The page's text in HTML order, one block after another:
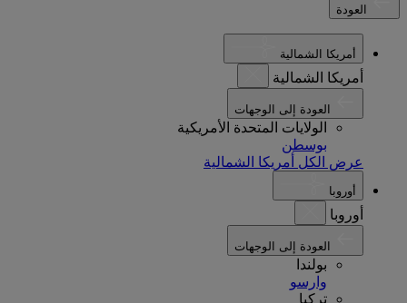
أمريكا الشمالية
أمريكا الشمالية
الولايات المتحدة الأمريكية
بوسطن
عرض الكل أمريكا الشمالية
أوروبا
أوروبا
بولندا
وارسو
تركيا